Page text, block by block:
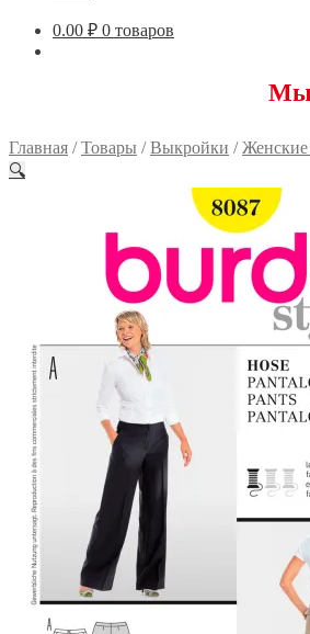
0.00 ₽ 0 товаров
Мы
Главная /Товары /Выкройки /
🔍